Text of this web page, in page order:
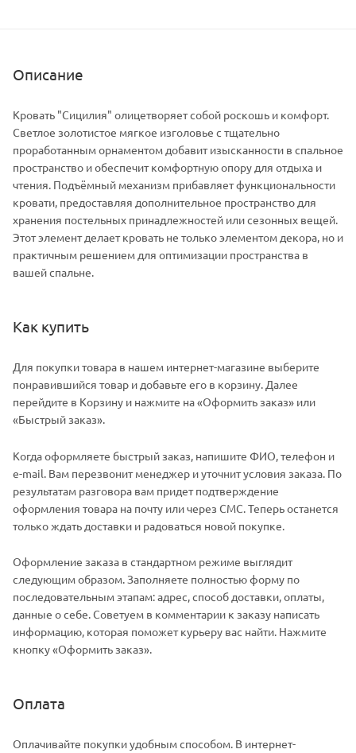
Описание
Кровать "Сицилия" олицетворяет собой роскошь и комфорт.
Светлое золотистое мягкое изголовье с тщательно
проработанным орнаментом добавит изысканности в спальное
пространство и обеспечит комфортную опору для отдыха и
чтения. Подъёмный механизм прибавляет функциональности
кровати, предоставляя дополнительное пространство для
хранения постельных принадлежностей или сезонных вещей.
Этот элемент делает кровать не только элементом декора, но и
практичным решением для оптимизации пространства в
вашей спальне.
Как купить
Для покупки товара в нашем интернет-магазине выберите
понравившийся товар и добавьте его в корзину. Далее
перейдите в Корзину и нажмите на «Оформить заказ» или
«Быстрый заказ».
Когда оформляете быстрый заказ, напишите ФИО, телефон и
e-mail. Вам перезвонит менеджер и уточнит условия заказа. По
результатам разговора вам придет подтверждение
оформления товара на почту или через СМС. Теперь останется
только ждать доставки и радоваться новой покупке.
Оформление заказа в стандартном режиме выглядит
следующим образом. Заполняете полностью форму по
последовательным этапам: адрес, способ доставки, оплаты,
данные о себе. Советуем в комментарии к заказу написать
информацию, которая поможет курьеру вас найти. Нажмите
кнопку «Оформить заказ».
Оплата
Оплачивайте покупки удобным способом. В интернет-